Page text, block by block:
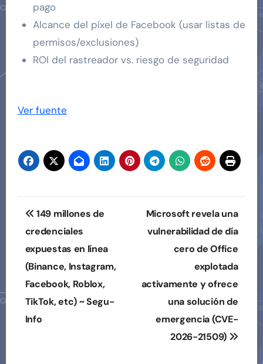
pago
Alcance del píxel de Facebook (usar listas de
permisos/exclusiones)
ROI del rastreador vs. riesgo de seguridad
Ver fuente
Navegación
de
entradas
149 millones de
credenciales
expuestas en línea
(Binance, Instagram,
Facebook, Roblox,
TikTok, etc) ~ Segu-
Info
Microsoft revela una
vulnerabilidad de día
cero de Office
explotada
activamente y ofrece
una solución de
emergencia (CVE-
2026-21509)